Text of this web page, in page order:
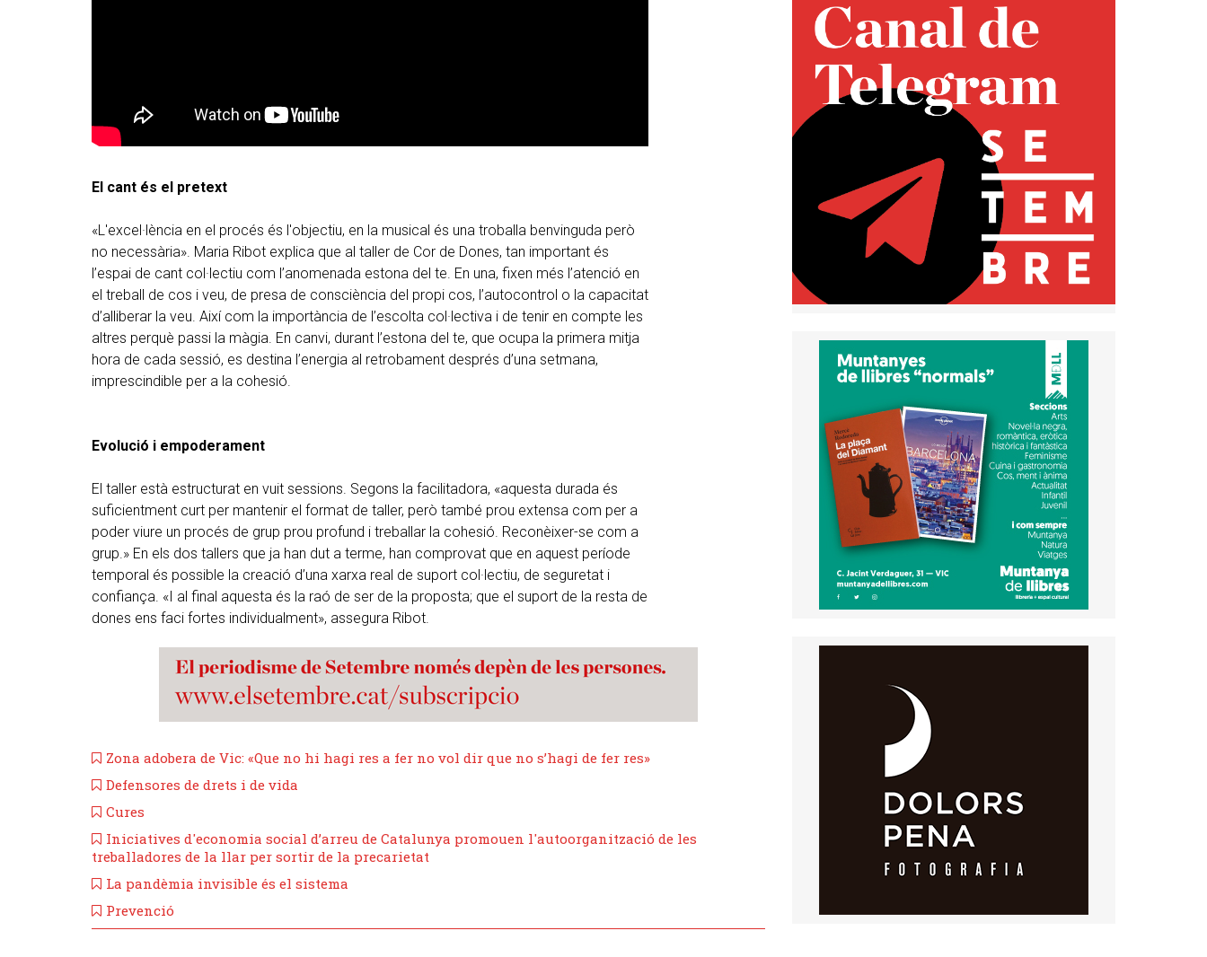
El cant és el pretext
«L'excel·lència en el procés és l'objectiu, en la musical és una troballa benvinguda però
no necessària». Maria Ribot explica que al taller de Cor de Dones, tan important és
l’espai de cant col·lectiu com l’anomenada estona del te. En una, fixen més l’atenció en
el treball de cos i veu, de presa de consciència del propi cos, l’autocontrol o la capacitat
d’alliberar la veu. Així com la importància de l’escolta col·lectiva i de tenir en compte les
altres perquè passi la màgia. En canvi, durant l’estona del te, que ocupa la primera mitja
hora de cada sessió, es destina l’energia al retrobament després d’una setmana,
imprescindible per a la cohesió.
Evolució i empoderament
El taller està estructurat en vuit sessions. Segons la facilitadora, «aquesta durada és
suficientment curt per mantenir el format de taller, però també prou extensa com per a
poder viure un procés de grup prou profund i treballar la cohesió. Reconèixer-se com a
grup.» En els dos tallers que ja han dut a terme, han comprovat que en aquest període
temporal és possible la creació d’una xarxa real de suport col·lectiu, de seguretat i
confiança. «I al final aquesta és la raó de ser de la proposta; que el suport de la resta de
dones ens faci fortes individualment», assegura Ribot.
Zona adobera de Vic: «Que no hi hagi res a fer no vol dir que no s’hagi de fer res»
​Defensores de drets i de vida
Cures
​Iniciatives d'economia social d’arreu de Catalunya promouen l'autoorganització de les
treballadores de la llar per sortir de la precarietat
La pandèmia invisible és el sistema
Prevenció